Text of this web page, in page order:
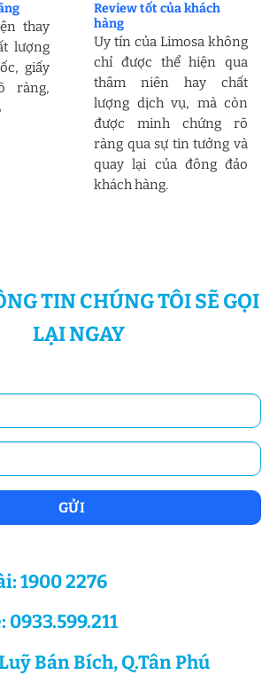
thay
lượng
giấy
ràng,
Review tốt của khách
hàng
Uy tín của Limosa không
chỉ được thể hiện qua
thâm niên hay chất
lượng dịch vụ, mà còn
được minh chứng rõ
ràng qua sự tin tưởng và
quay lại của đông đảo
khách hàng.
TIN CHÚNG TÔI SẼ GỌI
LẠI NGAY
1900 2276
Bán Bích, Q.Tân Phú